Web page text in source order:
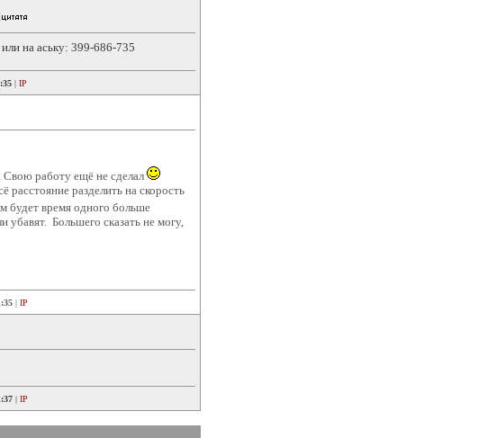
на аську: 399-686-735
| IP
Свою работу ещё не сделал
разделить на скорость
будет время одного больше
убавят. Большего сказать не могу,
| IP
| IP